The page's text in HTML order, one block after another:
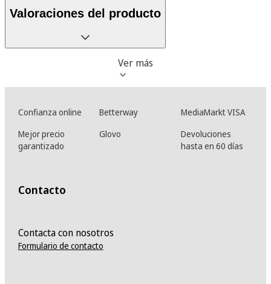
Valoraciones del producto
Ver más
Confianza online Betterway
MediaMarkt VISA
Mejor precio
garantizado
Glovo
Devoluciones
hasta en 60 días
Contacto
Contacta con nosotros
Formulario de contacto